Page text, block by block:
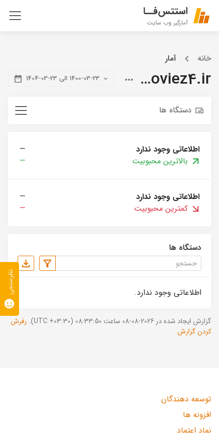
استتس‌فــا
آمارگیر وب سایت
خانه آمار
citymoviez4.ir 1400-03-23 الی 23-03-1404
دستگاه ها
اطلاعاتی وجود ندارد
—
بالاترین محبوبیت
—
اطلاعاتی وجود ندارد
—
کمترین محبوبیت
—
دستگاه ها
اطلاعاتی وجود ندارد.
گزارش ایجاد شده در 2026-08-08 ساعت 08:33:50 (UTC +03:30).
رفرش
کردن گزارش
توسعه دهندگان
افزونه ها
نماد اعتماد
نظرسنجی